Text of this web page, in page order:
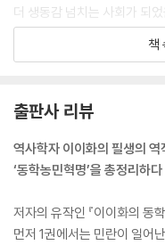
더 생동감 넘치는 사회가 되
결국 문벌정치 아래에서 삼
말았다. 이로써 꺼져가는 조
19세기를 ‘민란의 시대’라 말
모든 권력을 틀어쥐고 온갖
선 말기의 환란도 이제 막바
--- p.79
책
출판사 리뷰
역사학자 이이화의 필생의 역
‘동학농민혁명’을 총정리하다
저자의 유작인 『이이화의 동
먼저 1권에서는 민란이 일어